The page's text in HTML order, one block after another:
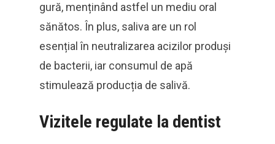
gură, menținând astfel un mediu oral
sănătos. În plus, saliva are un rol
esențial în neutralizarea acizilor produși
de bacterii, iar consumul de apă
stimulează producția de salivă.
Vizitele regulate la dentist